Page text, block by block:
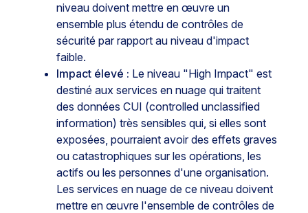
niveau doivent mettre en œuvre un
ensemble plus étendu de contrôles de
sécurité par rapport au niveau d'impact
faible.
Impact élevé : Le niveau "High Impact" est
destiné aux services en nuage qui traitent
des données CUI (controlled unclassified
information) très sensibles qui, si elles sont
exposées, pourraient avoir des effets graves
ou catastrophiques sur les opérations, les
actifs ou les personnes d'une organisation.
Les services en nuage de ce niveau doivent
mettre en œuvre l'ensemble de contrôles de